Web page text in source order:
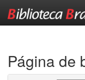
Página de